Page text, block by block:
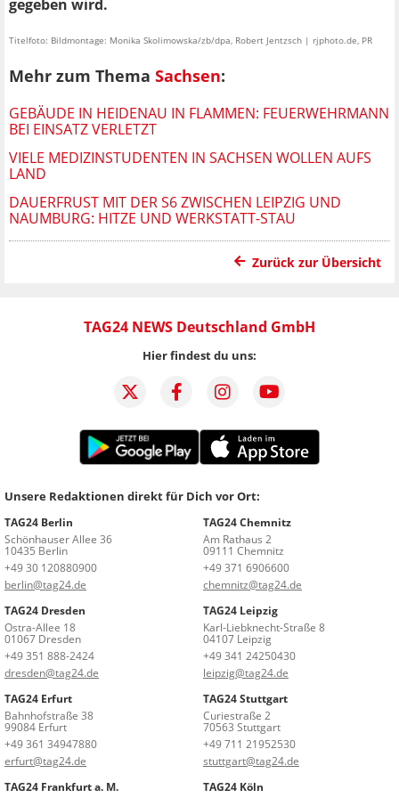
gegeben wird.
Titelfoto: Bildmontage: Monika Skolimowska/zb/dpa, Robert Jentzsch | rjphoto.de, PR
Mehr zum Thema Sachsen:
GEBÄUDE IN HEIDENAU IN FLAMMEN: FEUERWEHRMANN
BEI EINSATZ VERLETZT
VIELE MEDIZINSTUDENTEN IN SACHSEN WOLLEN AUFS
LAND
DAUERFRUST MIT DER S6 ZWISCHEN LEIPZIG UND
NAUMBURG: HITZE UND WERKSTATT-STAU
Zurück zur Übersicht
TAG24 NEWS Deutschland GmbH
Hier findest du uns:
Unsere Redaktionen direkt für Dich vor Ort:
TAG24 Berlin
Schönhauser Allee 36
10435 Berlin
+49 30 120880900
berlin@tag24.de
TAG24 Chemnitz
Am Rathaus 2
09111 Chemnitz
+49 371 6906600
chemnitz@tag24.de
TAG24 Dresden
Ostra-Allee 18
01067 Dresden
+49 351 888-2424
dresden@tag24.de
TAG24 Leipzig
Karl-Liebknecht-Straße 8
04107 Leipzig
+49 341 24250430
leipzig@tag24.de
TAG24 Erfurt
Bahnhofstraße 38
99084 Erfurt
+49 361 34947880
erfurt@tag24.de
TAG24 Stuttgart
Curiestraße 2
70563 Stuttgart
+49 711 21952530
stuttgart@tag24.de
TAG24 Frankfurt a. M.
TAG24 Köln